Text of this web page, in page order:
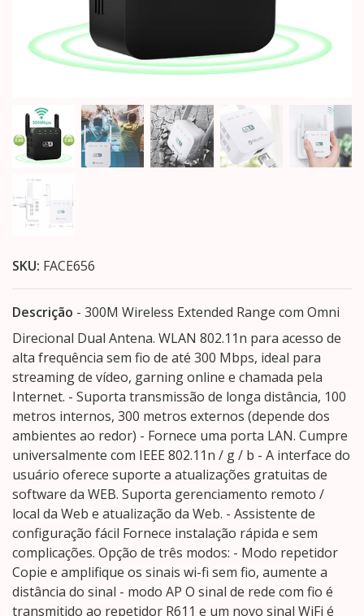
SKU: FACE656
Descrição - 300M Wireless Extended Range com Omni
Direcional Dual Antena. WLAN 802.11n para acesso de
alta frequência sem fio de até 300 Mbps, ideal para
streaming de vídeo, garning online e chamada pela
Internet. - Suporta transmissão de longa distância, 100
metros internos, 300 metros externos (depende dos
ambientes ao redor) - Fornece uma porta LAN. Cumpre
universalmente com IEEE 802.11n / g / b - A interface do
usuário oferece suporte a atualizações gratuitas de
software da WEB. Suporta gerenciamento remoto /
local da Web e atualização da Web. - Assistente de
configuração fácil Fornece instalação rápida e sem
complicações. Opção de três modos: - Modo repetidor
Copie e amplifique os sinais wi-fi sem fio, aumente a
distância do sinal - modo AP O sinal de rede com fio é
transmitido ao repetidor R611 e um novo sinal WiFi é